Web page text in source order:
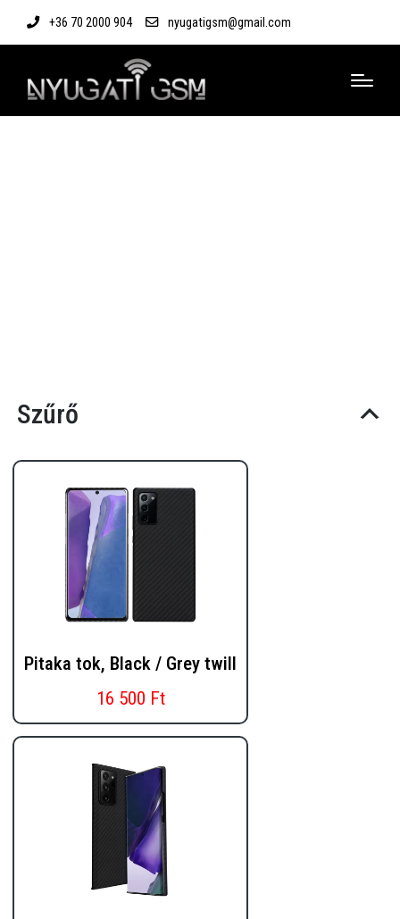
+36 70 2000 904 nyugatigsm@gmail.com
Szűrő
Pitaka tok, Black / Grey twill
16 500 Ft